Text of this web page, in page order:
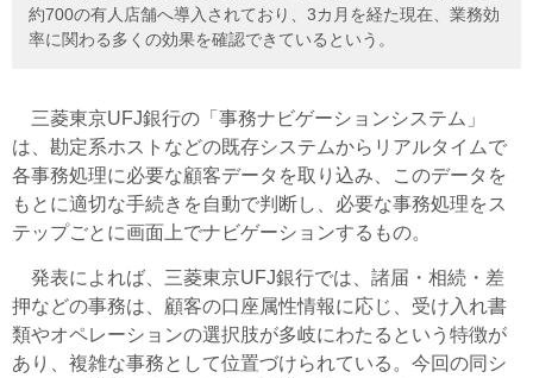
約700の有人店舗へ導入されており、3カ月を経た現在、業務効
率に関わる多くの効果を確認できているという。
三菱東京UFJ銀行の「事務ナビゲーションシステム」
は、勘定系ホストなどの既存システムからリアルタイムで
各事務処理に必要な顧客データを取り込み、このデータを
もとに適切な手続きを自動で判断し、必要な事務処理をス
テップごとに画面上でナビゲーションするもの。
発表によれば、三菱東京UFJ銀行では、諸届・相続・差
押などの事務は、顧客の口座属性情報に応じ、受け入れ書
類やオペレーションの選択肢が多岐にわたるという特徴が
あり、複雑な事務として位置づけられている。今回の同シ